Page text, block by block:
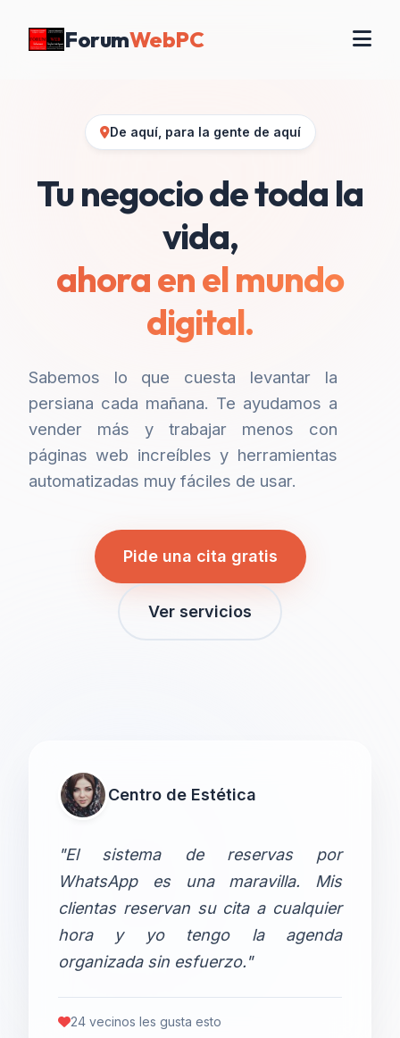
ForumWebPC
De aquí, para la gente de aquí
Tu negocio de toda la
vida,
ahora en el mundo
digital.
Sabemos lo que cuesta levantar la
persiana cada mañana. Te ayudamos a
vender más y trabajar menos con
páginas web increíbles y herramientas
automatizadas muy fáciles de usar.
Pide una cita gratis
Ver servicios
Centro de Estética
"El sistema de reservas por
WhatsApp es una maravilla. Mis
clientas reservan su cita a cualquier
hora y yo tengo la agenda
organizada sin esfuerzo."
24 vecinos les gusta esto